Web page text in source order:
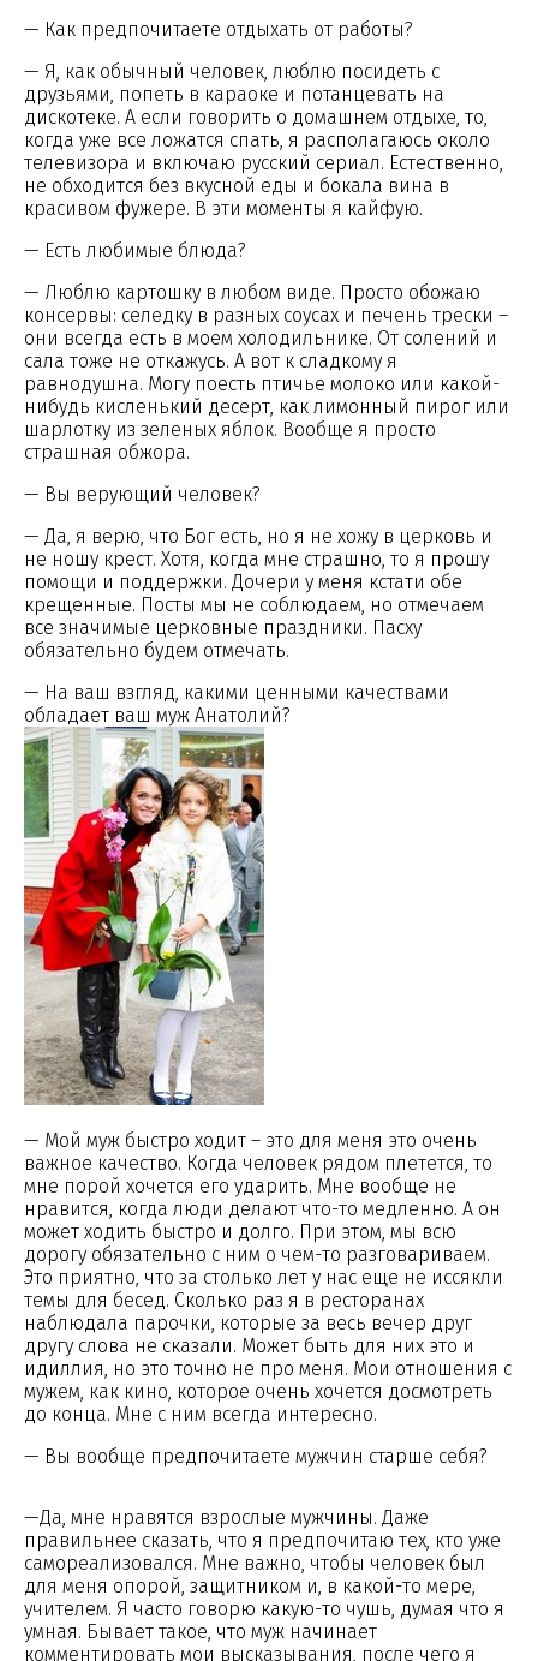
— Как предпочитаете отдыхать от работы?
— Я, как обычный человек, люблю посидеть с
друзьями, попеть в караоке и потанцевать на
дискотеке. А если говорить о домашнем отдыхе, то,
когда уже все ложатся спать, я располагаюсь около
телевизора и включаю русский сериал. Естественно,
не обходится без вкусной еды и бокала вина в
красивом фужере. В эти моменты я кайфую.
— Есть любимые блюда?
— Люблю картошку в любом виде. Просто обожаю
консервы: селедку в разных соусах и печень трески –
они всегда есть в моем холодильнике. От солений и
сала тоже не откажусь. А вот к сладкому я
равнодушна. Могу поесть птичье молоко или какой-
нибудь кисленький десерт, как лимонный пирог или
шарлотку из зеленых яблок. Вообще я просто
страшная обжора.
— Вы верующий человек?
— Да, я верю, что Бог есть, но я не хожу в церковь и
не ношу крест. Хотя, когда мне страшно, то я прошу
помощи и поддержки. Дочери у меня кстати обе
крещенные. Посты мы не соблюдаем, но отмечаем
все значимые церковные праздники. Пасху
обязательно будем отмечать.
— На ваш взгляд, какими ценными качествами
обладает ваш муж Анатолий?
— Мой муж быстро ходит – это для меня это очень
важное качество. Когда человек рядом плетется, то
мне порой хочется его ударить. Мне вообще не
нравится, когда люди делают что-то медленно. А он
может ходить быстро и долго. При этом, мы всю
дорогу обязательно с ним о чем-то разговариваем.
Это приятно, что за столько лет у нас еще не иссякли
темы для бесед. Сколько раз я в ресторанах
наблюдала парочки, которые за весь вечер друг
другу слова не сказали. Может быть для них это и
идиллия, но это точно не про меня. Мои отношения с
мужем, как кино, которое очень хочется досмотреть
до конца. Мне с ним всегда интересно.
— Вы вообще предпочитаете мужчин старше себя?
—Да, мне нравятся взрослые мужчины. Даже
правильнее сказать, что я предпочитаю тех, кто уже
самореализовался. Мне важно, чтобы человек был
для меня опорой, защитником и, в какой-то мере,
учителем. Я часто говорю какую-то чушь, думая что я
умная. Бывает такое, что муж начинает
комментировать мои высказывания, после чего я